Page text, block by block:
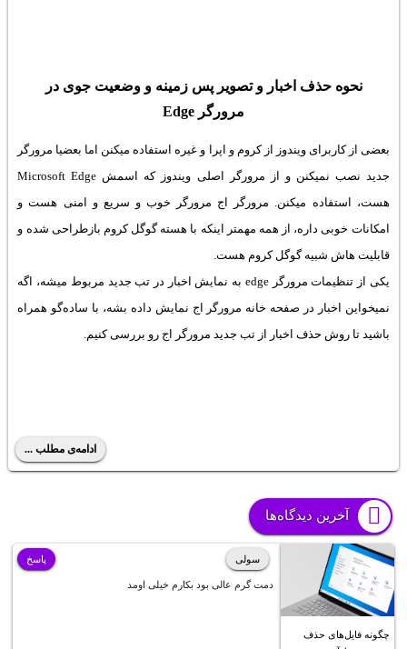
نحوه حذف اخبار و تصویر پس زمینه و وضعیت جوی در
مرورگر Edge
بعضی از کاربرای ویندوز از کروم و اپرا و غیره استفاده میکنن اما بعضیا مرورگر
جدید نصب نمیکنن و از مرورگر اصلی ویندوز که اسمش Microsoft Edge
هست، استفاده میکنن. مرورگر اج مرورگر خوب و سریع و امنی هست و
امکانات خوبی داره، از همه مهمتر اینکه با هسته گوگل کروم بازطراحی شده و
قابلیت هاش شبیه گوگل کروم هست.
یکی از تنظیمات مرورگر edge
به نمایش اخبار در تب جدید مربوط میشه، اگه
نمیخواین اخبار در صفحه خانه مرورگر اج نمایش داده بشه، با ساده‌گو همراه
باشید تا روش حذف اخبار از تب جدید مرورگر اج رو بررسی کنیم.
ادامه‌ی مطلب ...
آخرین دیدگاه‌ها
چگونه فایل‌های حذف
سولی
دمت گرم عالی بود بکارم خیلی اومد
پاسخ